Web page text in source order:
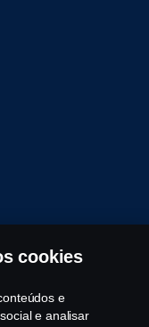
cookies
e
e analisar